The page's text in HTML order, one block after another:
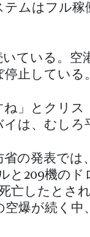
ムはフル稼
ている。空
止している
ね」とクリ
は、むしろ
省の発表で
と209機の
亡したとさ
空爆が続く